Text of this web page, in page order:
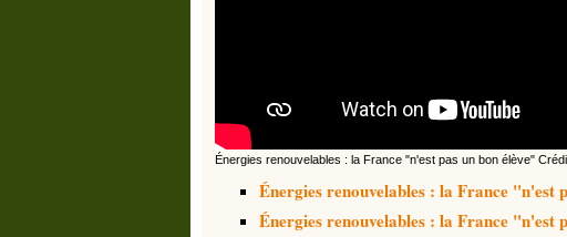
Énergies renouvelables : la France "n'est pas un bon élève"
Énergies renouvelables : la France "n'est
Énergies renouvelables : la France "n'est